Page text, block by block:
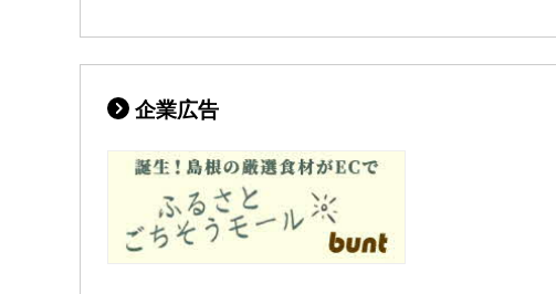
企業広告